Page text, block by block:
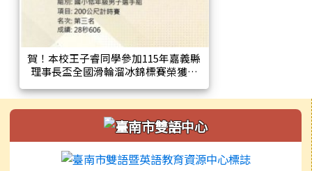
賀！本校王子睿同學參加115年嘉義縣
理事長盃全國滑輪溜冰錦標賽榮獲國
名、200公尺計時賽第三名!
左邊區域內容